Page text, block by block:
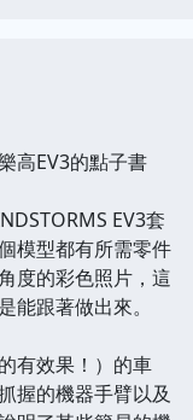
高EV3的點子書
EV3套
模型都有所需零件
度的彩色照片，這
能跟著做出來。
有效果！）的車
握的機器手臂以及